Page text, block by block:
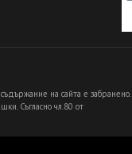
на сайта е забранено.
Съгласно чл.80 от